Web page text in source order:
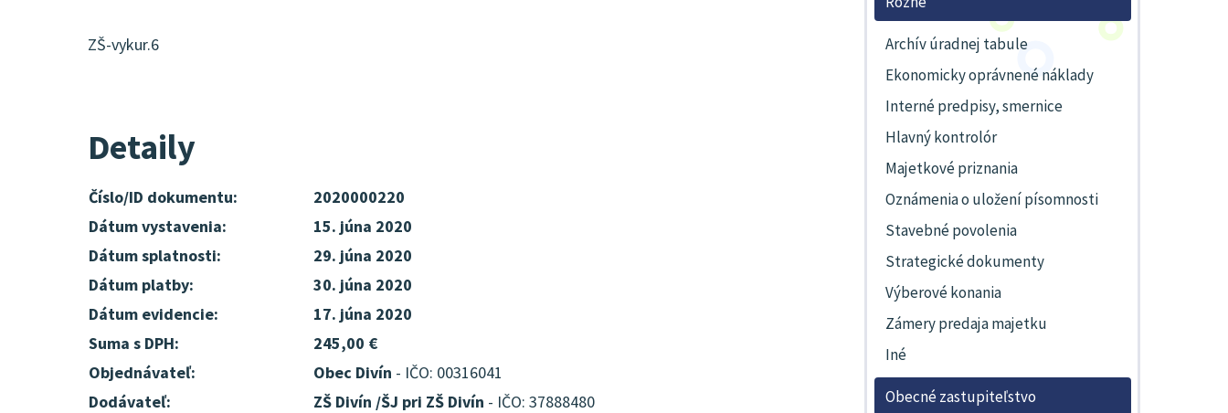
ZŠ-vykur.6
Detaily
Číslo/ID dokumentu:
2020000220
Dátum vystavenia:
15. júna 2020
Dátum splatnosti:
29. júna 2020
Dátum platby:
30. júna 2020
Dátum evidencie:
17. júna 2020
Suma s DPH:
245,00 €
Objednávateľ:
Obec Divín - IČO: 00316041
Dodávateľ:
ZŠ Divín /ŠJ pri ZŠ Divín - IČO: 37888480
Archív úradnej tabule
Ekonomicky oprávnené náklady
Interné predpisy, smernice
Hlavný kontrolór
Majetkové priznania
Oznámenia o uložení písomnosti
Stavebné povolenia
Strategické dokumenty
Výberové konania
Zámery predaja majetku
Iné
Obecné zastupiteľstvo